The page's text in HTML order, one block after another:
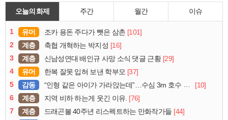
오늘의 화제 주간 월간 이슈
1 유머 조카 용돈 주다가 뺏은 삼촌 [101]
2
계층 축협 개혁하는 박지성 [16]
3
계층 신남성연대 배인규 사망 소식 댓글 근황 [29]
4
유머 한복 잘못 입혀 보낸 학부모 [37]
5
감동 “인형 같은 아이가 가라앉는데”…수심 3m 호수 뛰어든 60대 의인
[10]
6
계층 지역 비하 하는게 웃긴 이유. [76]
7
계층 드래곤볼 40주년 리스펙트하는 만화작가들 [44]